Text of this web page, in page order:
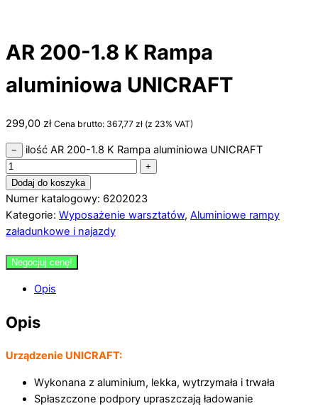
AR 200-1.8 K Rampa
aluminiowa UNICRAFT
299,00 zł Cena brutto: 367,77 zł (z 23% VAT)
− ilość AR 200-1.8 K Rampa aluminiowa UNICRAFT
+
Dodaj do koszyka
Numer katalogowy: 6202023
Kategorie: Wyposażenie warsztatów, Aluminiowe rampy
załadunkowe i najazdy
Negocjuj cenę!
Opis
Opis
Urządzenie UNICRAFT:
Wykonana z aluminium, lekka, wytrzymała i trwała
Spłaszczone podpory upraszczają ładowanie